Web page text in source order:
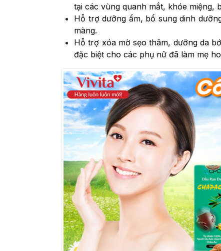
tại các vùng quanh mắt, khóe miệng,
Hỗ trợ dưỡng ẩm, bổ sung dinh
màng.
Hỗ trợ xóa mờ sẹo thâm, dưỡng da
đặc biệt cho các phụ nữ đã làm mẹ